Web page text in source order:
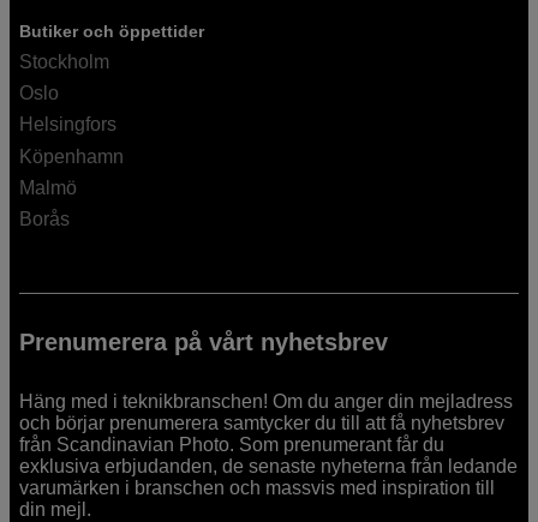
Butiker och öppettider
Stockholm
Oslo
Helsingfors
Köpenhamn
Malmö
Borås
Prenumerera på vårt nyhetsbrev
Häng med i teknikbranschen! Om du anger din mejladress
och börjar prenumerera samtycker du till att få nyhetsbrev
från Scandinavian Photo. Som prenumerant får du
exklusiva erbjudanden, de senaste nyheterna från ledande
varumärken i branschen och massvis med inspiration till
din mejl.